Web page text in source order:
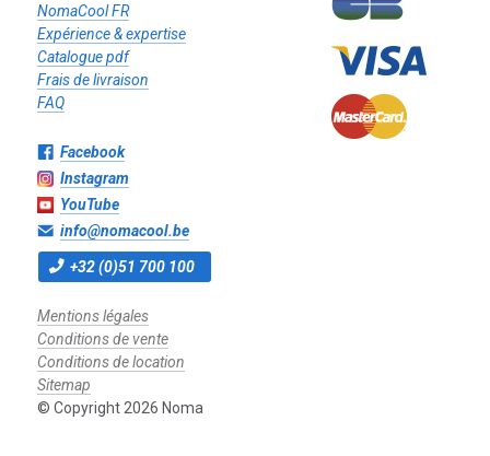
NomaCool FR
Expérience & expertise
Catalogue pdf
Frais de livraison
FAQ
Facebook
Instagram
YouTube
info@nomacool.be
+32 (0)51 700 100
Mentions légales
Conditions de vente
Conditions de location
Sitemap
© Copyright 2026 Noma